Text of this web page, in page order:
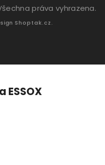
práva vyhrazena.
Shoptak.cz.